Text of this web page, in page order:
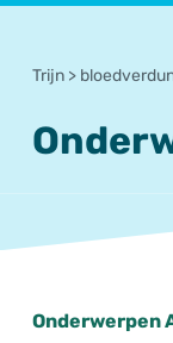
Trijn >
Onderwerpen